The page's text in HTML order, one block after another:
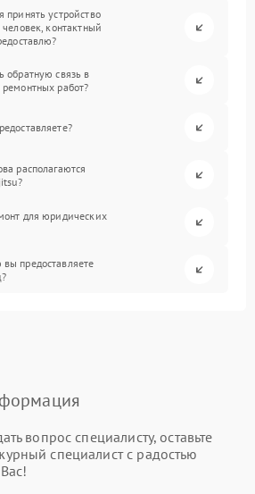
устройство
контактный
обратную связь в
работ?
располагаются
для юридических
предоставляете
вопрос специалисту, оставьте
специалист с радостью